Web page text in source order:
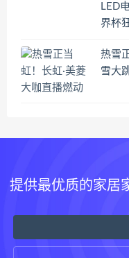
LED
界杯
热雪
雪大
提供最优质的家居